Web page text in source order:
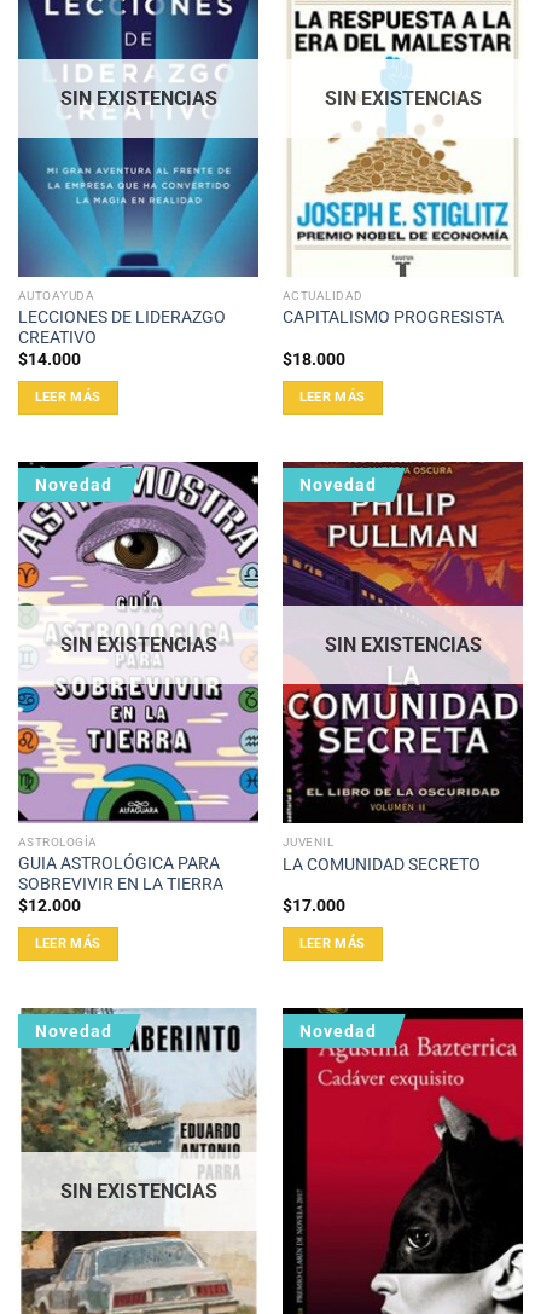
SIN EXISTENCIAS
AUTOAYUDA
LECCIONES DE LIDERAZGO
CREATIVO
$14.000
LEER MÁS
SIN EXISTENCIAS
ACTUALIDAD
CAPITALISMO PROGRESISTA
$18.000
LEER MÁS
Novedad
SIN EXISTENCIAS
ASTROLOGÍA
GUIA ASTROLÓGICA PARA
SOBREVIVIR EN LA TIERRA
$12.000
LEER MÁS
Novedad
SIN EXISTENCIAS
JUVENIL
LA COMUNIDAD SECRETO
$17.000
LEER MÁS
Novedad
SIN EXISTENCIAS
Novedad